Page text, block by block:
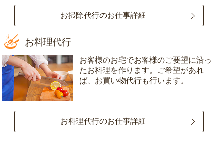
お掃除代行のお仕事詳細
お料理代行
お客様のお宅でお客様のご要望に沿っ
たお料理を作ります。ご希望があれ
ば、お買い物代行も行います。
お料理代行のお仕事詳細